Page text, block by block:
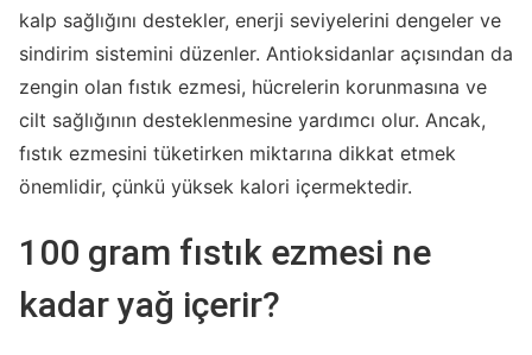
kalp sağlığını destekler, enerji seviyelerini dengeler ve
sindirim sistemini düzenler. Antioksidanlar açısından da
zengin olan fıstık ezmesi, hücrelerin korunmasına ve
cilt sağlığının desteklenmesine yardımcı olur. Ancak,
fıstık ezmesini tüketirken miktarına dikkat etmek
önemlidir, çünkü yüksek kalori içermektedir.
100 gram fıstık ezmesi ne
kadar yağ içerir?